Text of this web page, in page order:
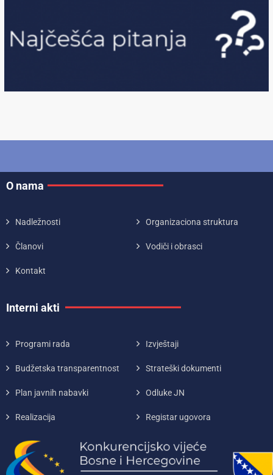
O nama
Nadležnosti Organizaciona struktura
Članovi Vodiči i obrasci
Kontakt
Interni akti
Programi rada Izvještaji
Budžetska transparentnost Strateški dokumenti
Plan javnih nabavki Odluke JN
Realizacija Registar ugovora